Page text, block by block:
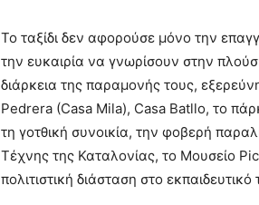
Το ταξίδι δεν αφορούσε μόνο την
την ευκαιρία να γνωρίσουν στην
διάρκεια της παραμονής τους,
Pedrera (Casa Mila), Casa Batllo, το
τη γοτθική συνοικία, την φοβερή
Τέχνης της Καταλονίας, το Μουσείο
πολιτιστική διάσταση στο εκπαιδευτικό